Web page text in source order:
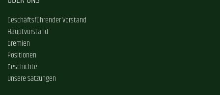
Geschäftsführender Vorstand
Hauptvorstand
Gremien
Positionen
Geschichte
Unsere Satzungen